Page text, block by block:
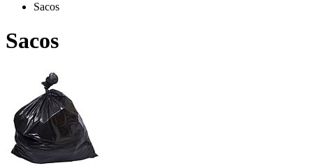
Sacos
Sacos